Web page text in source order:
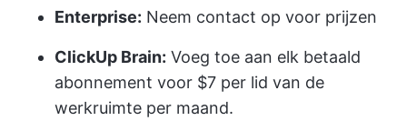
Enterprise: Neem contact op voor prijzen
ClickUp Brain: Voeg toe aan elk betaald
abonnement voor $7 per lid van de
werkruimte per maand.